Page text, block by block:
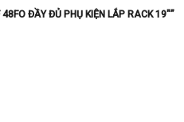
ĐẦY ĐỦ PHỤ KIỆN LẮP RACK 19″”